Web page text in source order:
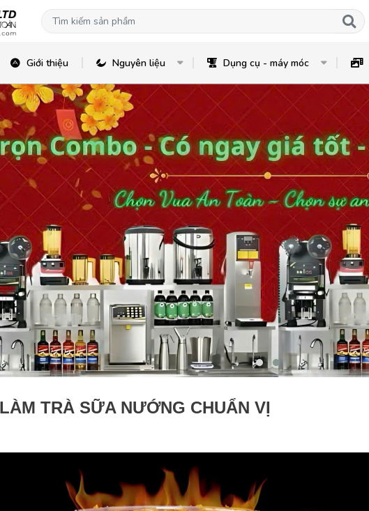
Giới thiệu Nguyên liệu Dụng cụ - máy móc
TRÀ SỮA NƯỚNG CHUẨN VỊ